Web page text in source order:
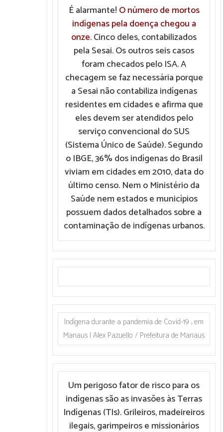
É alarmante! O número de mortos
indígenas pela doença chegou a
onze. Cinco deles, contabilizados
pela Sesai. Os outros seis casos
foram checados pelo ISA. A
checagem se faz necessária porque
a Sesai não contabiliza indígenas
residentes em cidades e afirma que
eles devem ser atendidos pelo
serviço convencional do SUS
(Sistema Único de Saúde). Segundo
o IBGE, 36% dos indígenas do Brasil
viviam em cidades em 2010, data do
último censo. Nem o Ministério da
Saúde nem estados e municípios
possuem dados detalhados sobre a
contaminação de indígenas urbanos.
Indígena durante a pandemia de Covid-19 , em
Manaus | Alex Pazuello / Prefeitura de Manaus
Um perigoso fator de risco para os
indígenas são as invasões às Terras
Indígenas (TIs). Grileiros, madeireiros
ilegais, garimpeiros e missionários